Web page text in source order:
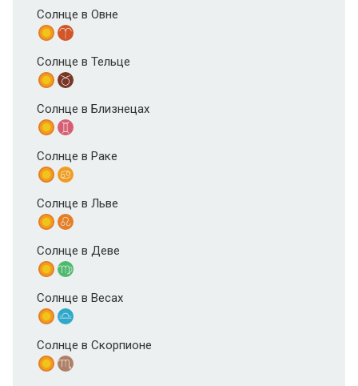
Солнце в Овне
Солнце в Тельце
Солнце в Близнецах
Солнце в Раке
Солнце в Льве
Солнце в Деве
Солнце в Весах
Солнце в Скорпионе